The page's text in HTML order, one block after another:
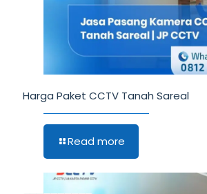
Harga Paket CCTV Tanah Sareal
Read more